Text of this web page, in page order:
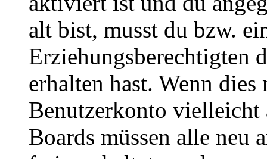
alt bist, musst du bzw.
Erziehungsberechtigten
erhalten hast. Wenn
Benutzerkonto
Boards müssen alle neu